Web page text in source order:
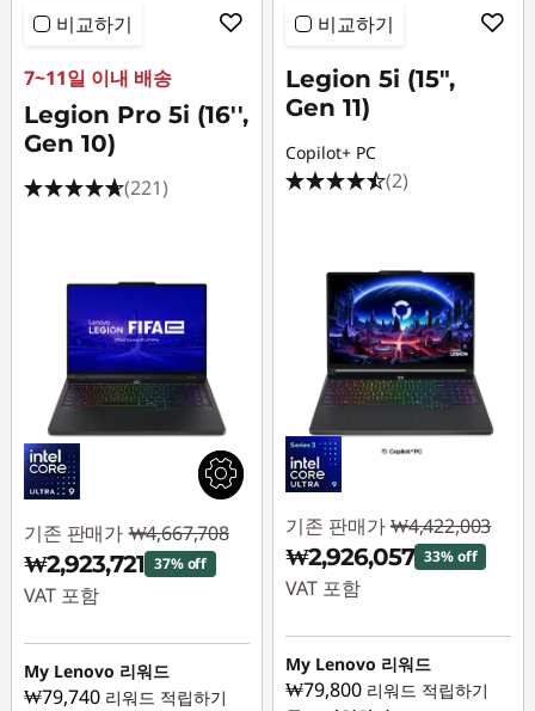
비교하기
7~11일 이내 배송
Legion Pro 5i (16'',
Gen 10)
(221)
기존 판매가 ₩4,667,708
₩2,923,721 37% off
VAT 포함
즉시 할인: :-
₩1,743,987
My Lenovo 리워드
₩79,740 리워드 적립하기
비교하기
Legion 5i (15",
Gen 11)
Copilot+ PC
(2)
기존 판매가 ₩4,422,003
₩2,926,057 33% off
VAT 포함
즉시 할인: :-
₩1,495,946
My Lenovo 리워드
₩79,800 리워드 적립하기